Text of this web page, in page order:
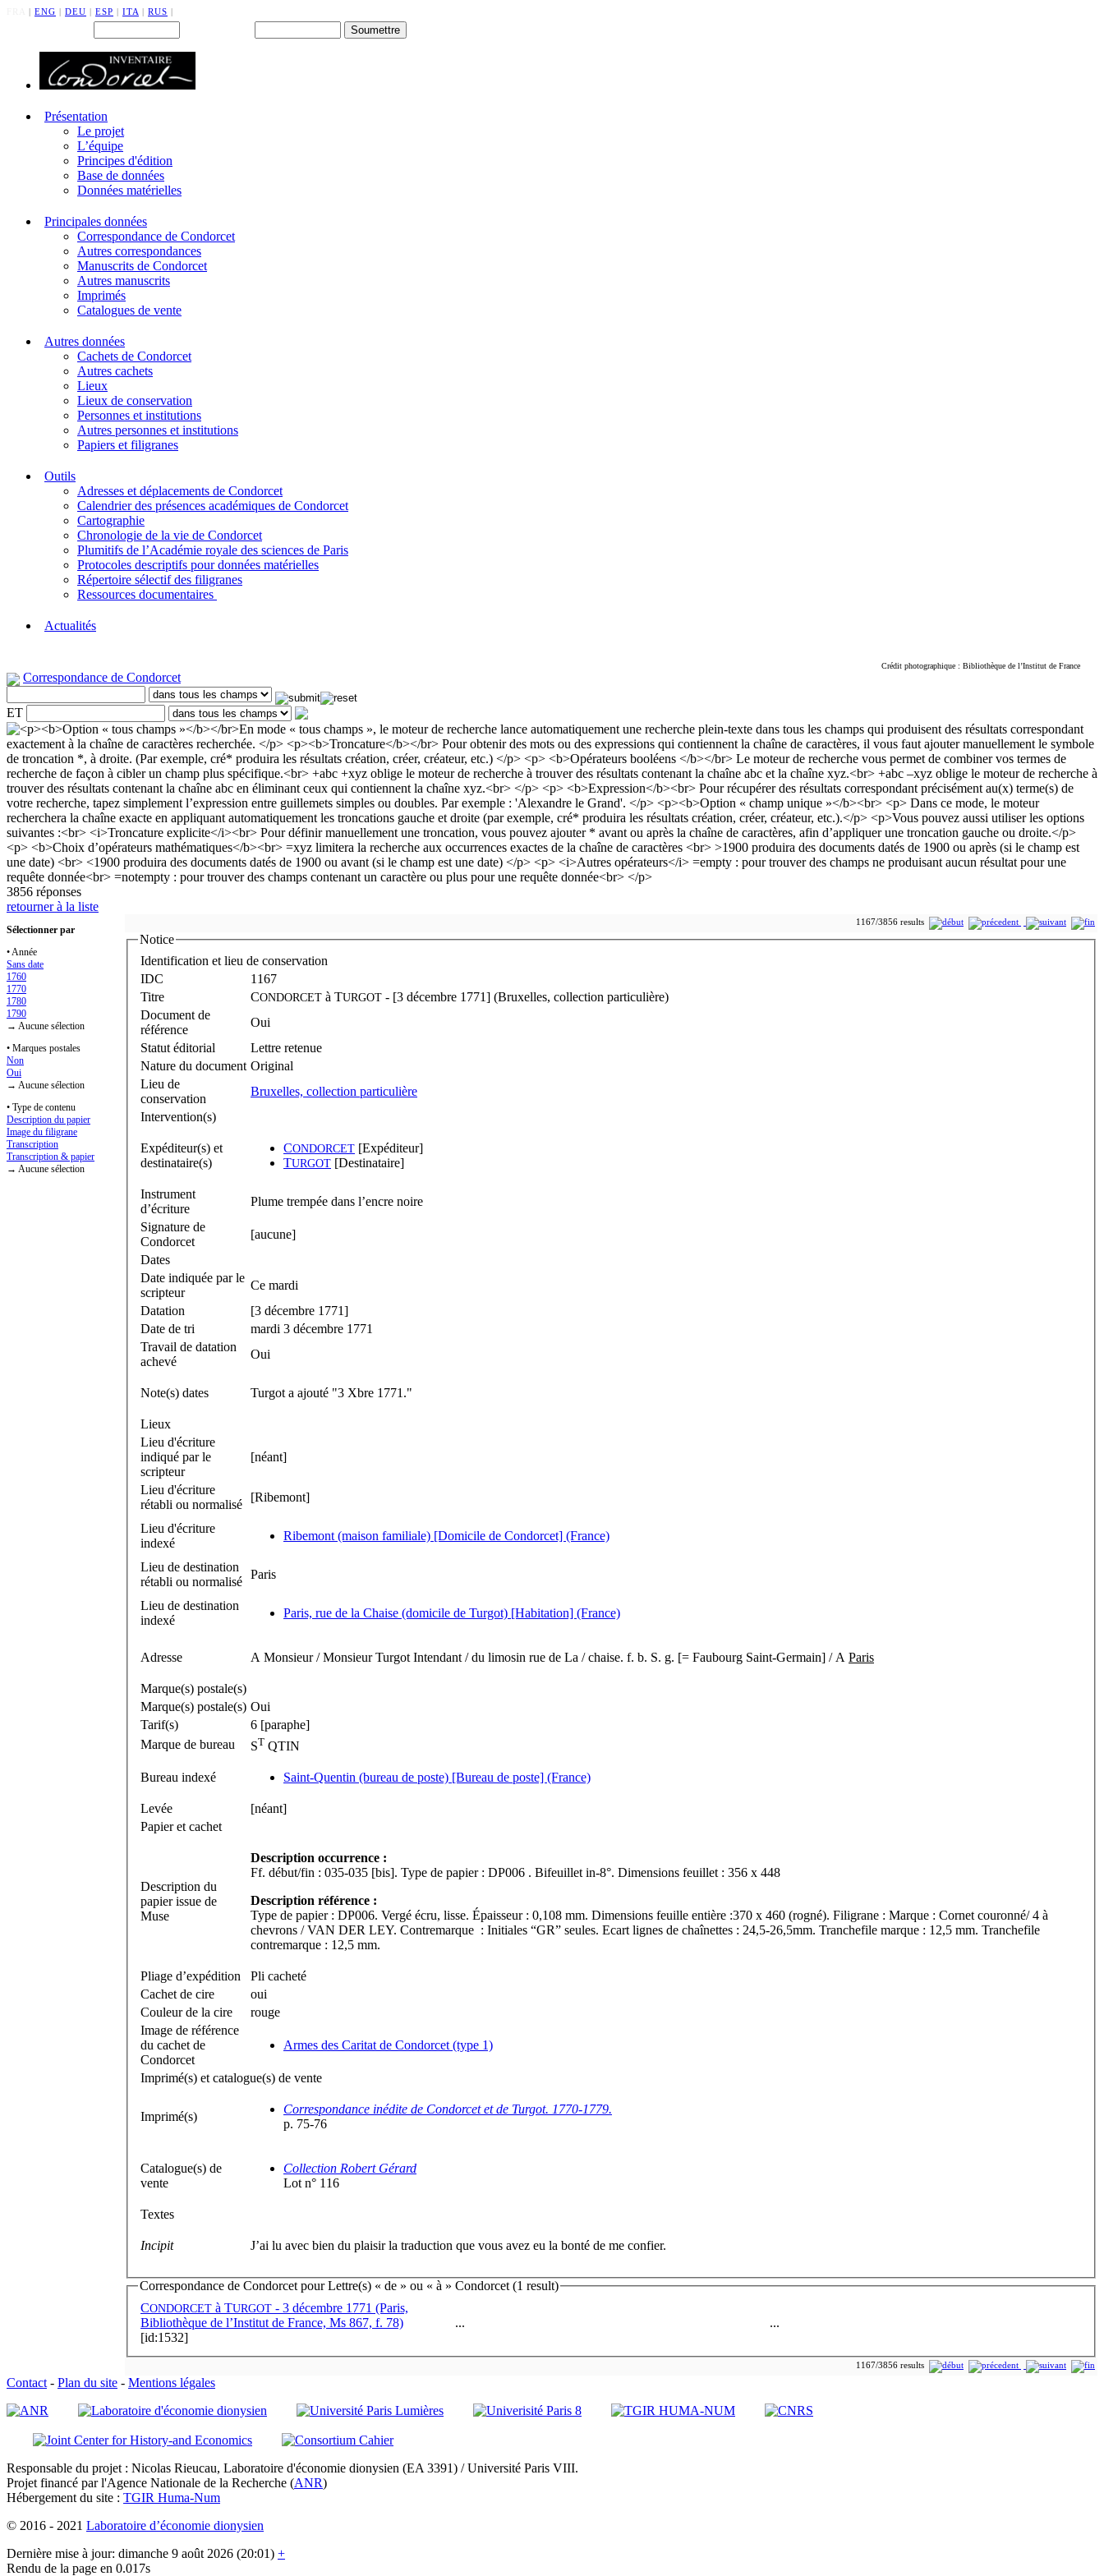
| ENG | DEU | ESP | ITA | RUS |
Présentation
Le projet
L’équipe
Principes d'édition
Base de données
Données matérielles
Principales données
Correspondance de Condorcet
Autres correspondances
Manuscrits de Condorcet
Autres manuscrits
Imprimés
Catalogues de vente
Autres données
Cachets de Condorcet
Autres cachets
Lieux
Lieux de conservation
Personnes et institutions
Autres personnes et institutions
Papiers et filigranes
Outils
Adresses et déplacements de Condorcet
Calendrier des présences académiques de Condorcet
Cartographie
Chronologie de la vie de Condorcet
Plumitifs de l’Académie royale des sciences de Paris
Protocoles descriptifs pour données matérielles
Répertoire sélectif des filigranes
Ressources documentaires
Actualités
Crédit photographique : Bibliothèque de l’Institut de France
Correspondance de Condorcet
ET
3856 réponses
retourner à la liste
Sélectionner par
• Année
Sans date
1760
1770
1780
1790
→ Aucune sélection
• Marques postales
Non
Oui
→ Aucune sélection
• Type de contenu
Description du papier
Image du filigrane
Transcription
Transcription & papier
→ Aucune sélection
1167/3856 results
Notice
Identification et lieu de conservation
IDC
1167
Titre
CONDORCET à TURGOT - [3 décembre 1771] (Bruxelles, collection particulière)
Document de
référence
Oui
Statut éditorial
Lettre retenue
Nature du document Original
Lieu de
conservation
Bruxelles, collection particulière
Intervention(s)
Expéditeur(s) et
destinataire(s)
CONDORCET [Expéditeur]
TURGOT [Destinataire]
Instrument
d’écriture
Plume trempée dans l’encre noire
Signature de
Condorcet
[aucune]
Dates
Date indiquée par le
scripteur
Ce mardi
Datation
[3 décembre 1771]
Date de tri
mardi 3 décembre 1771
Travail de datation
achevé
Oui
Note(s) dates Turgot a ajouté "3 Xbre 1771."
Lieux
Lieu d'écriture
indiqué par le
scripteur
[néant]
Lieu d'écriture
rétabli ou normalisé
[Ribemont]
Lieu d'écriture
indexé
Ribemont (maison familiale) [Domicile de Condorcet] (France)
Lieu de destination
rétabli ou normalisé
Paris
Lieu de destination
indexé
Paris, rue de la Chaise (domicile de Turgot) [Habitation] (France)
Adresse A Monsieur / Monsieur Turgot Intendant / du limosin rue de La / chaise. f. b. S. g. [= Faubourg Saint-Germain] / A Paris
Marque(s) postale(s)
Marque(s) postale(s) Oui
Tarif(s)
6 [paraphe]
Marque de bureau
ST QTIN
Bureau indexé Saint-Quentin (bureau de poste) [Bureau de poste] (France)
Levée
[néant]
Papier et cachet
Description du
papier issue de
Muse
Description occurrence :
Ff. début/fin : 035-035 [bis]. Type de papier : DP006 . Bifeuillet in-8°. Dimensions feuillet : 356 x 448
Description référence :
Type de papier : DP006. Vergé écru, lisse. Épaisseur : 0,108 mm. Dimensions feuille entière :370 x 460 (rogné). Filigrane : Marque : Cornet couronné/ 4 à
chevrons / VAN DER LEY. Contremarque : Initiales “GR” seules. Ecart lignes de chaînettes : 24,5-26,5mm. Tranchefile marque : 12,5 mm. Tranchefile
contremarque : 12,5 mm.
Pliage d’expédition
Pli cacheté
Cachet de cire
oui
Couleur de la cire
rouge
Image de référence
du cachet de
Condorcet
Armes des Caritat de Condorcet (type 1)
Imprimé(s) et catalogue(s) de vente
Imprimé(s)
Correspondance inédite de Condorcet et de Turgot. 1770-1779.
p. 75-76
Catalogue(s) de
vente
Collection RobertGérard
Lot n° 116
Textes
Incipit J’ai lu avec bien du plaisir la traduction que vous avez eu la bonté de me confier.
Correspondance de Condorcet pour Lettre(s) « de » ou « à » Condorcet (1 result)
CONDORCET à TURGOT - 3 décembre 1771 (Paris,
Bibliothèque de l’Institut de France, Ms 867, f. 78)
[id:1532]
... ...
1167/3856 results
Contact - Plan du site - Mentions légales
Responsable du projet : Nicolas Rieucau, Laboratoire d'économie dionysien (EA 3391) / Université Paris VIII.
Projet financé par l'Agence Nationale de la Recherche (ANR)
Hébergement du site : TGIR Huma-Num
© 2016 - 2021 Laboratoire d’économie dionysien
Dernière mise à jour: dimanche 9 août 2026 (20:01) +
Rendu de la page en 0.017s